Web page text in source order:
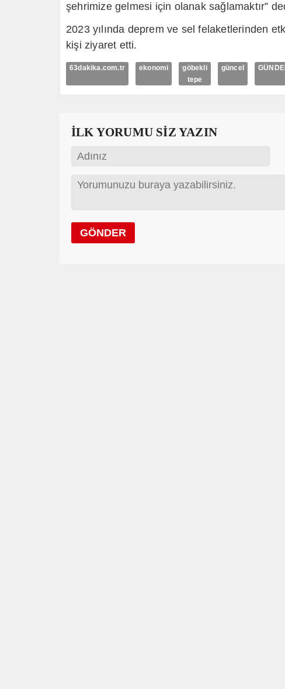
şehrimize gelmesi için olanak sağlamaktır”
2023 yılında deprem ve sel felaketlerinden
kişi ziyaret etti.
63dakika.com.tr ekonomi
göbekli
tepe
güncel
İLK YORUMU SİZ YAZIN